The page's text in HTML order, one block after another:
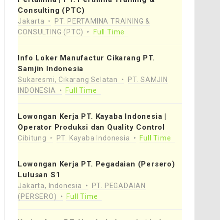
Consulting (PTC)
Jakarta
PT. PERTAMINA TRAINING &
CONSULTING (PTC)
Full Time
Info Loker Manufactur Cikarang PT.
Samjin Indonesia
Sukaresmi, Cikarang Selatan
PT. SAMJIN
INDONESIA
Full Time
Lowongan Kerja PT. Kayaba Indonesia |
Operator Produksi dan Quality Control
Cibitung PT. Kayaba Indonesia Full Time
Lowongan Kerja PT. Pegadaian (Persero)
Lulusan S1
Jakarta, Indonesia
PT. PEGADAIAN
(PERSERO)
Full Time